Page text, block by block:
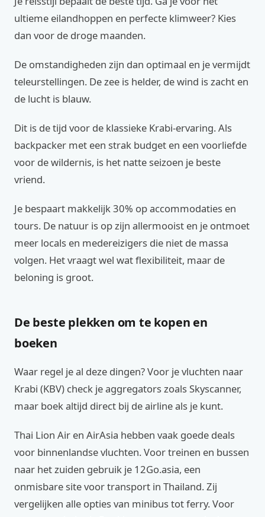
ultieme eilandhoppen en perfecte klimweer? Kies
dan voor de droge maanden.
De omstandigheden zijn dan optimaal en je vermijdt
teleurstellingen. De zee is helder, de wind is zacht en
de lucht is blauw.
Dit is de tijd voor de klassieke Krabi-ervaring. Als
backpacker met een strak budget en een voorliefde
voor de wildernis, is het natte seizoen je beste
vriend.
Je bespaart makkelijk 30% op accommodaties en
tours. De natuur is op zijn allermooist en je ontmoet
meer locals en medereizigers die niet de massa
volgen. Het vraagt wel wat flexibiliteit, maar de
beloning is groot.
De beste plekken om te kopen en
boeken
Waar regel je al deze dingen? Voor je vluchten naar
Krabi (KBV) check je aggregators zoals Skyscanner,
maar boek altijd direct bij de airline als je kunt.
Thai Lion Air en AirAsia hebben vaak goede deals
voor binnenlandse vluchten. Voor treinen en bussen
naar het zuiden gebruik je 12Go.asia, een
onmisbare site voor transport in Thailand. Zij
vergelijken alle opties van minibus tot ferry. Voor